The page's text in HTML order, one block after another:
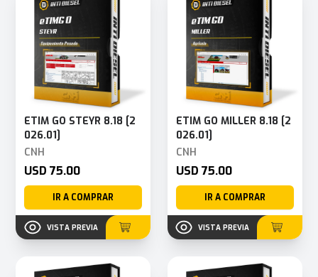
ETIM GO STEYR 8.18 [2
026.01]
CNH
USD 75.00
IR A COMPRAR
VISTA PREVIA
ETIM GO MILLER 8.18 [2
026.01]
CNH
USD 75.00
IR A COMPRAR
VISTA PREVIA